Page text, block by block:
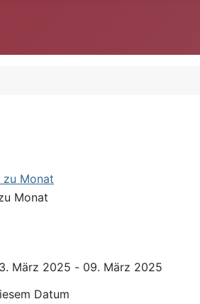
Monat
März 2025 - 09. März 2025
Datum